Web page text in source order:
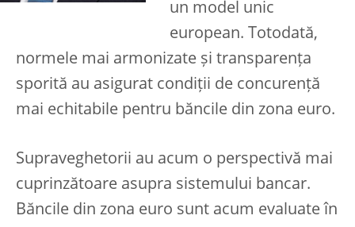
un model unic
european. Totodată,
normele mai armonizate și transparența
sporită au asigurat condiții de concurență
mai echitabile pentru băncile din zona euro.
Supraveghetorii au acum o perspectivă mai
cuprinzătoare asupra sistemului bancar.
Băncile din zona euro sunt acum evaluate în